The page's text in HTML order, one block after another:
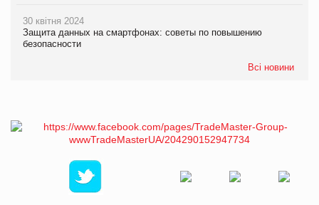
30 квітня 2024
Защита данных на смартфонах: советы по повышению
безопасности
Всі новини